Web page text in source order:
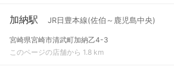
加納駅 JR日豊本線(佐伯～鹿児島中央)
宮崎県宮崎市清武町加納乙4-3
このページの店舗から 1.8 km